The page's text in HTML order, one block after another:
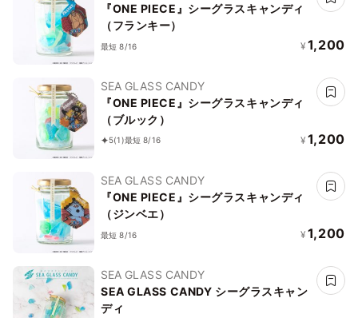
『ONE PIECE』シーグラスキャンディ
（フランキー）
最短 8/16 ¥ 1,200
SEA GLASS CANDY
『ONE PIECE』シーグラスキャンディ
（ブルック）
5(1)最短 8/16 ¥ 1,200
SEA GLASS CANDY
『ONE PIECE』シーグラスキャンディ
（ジンベエ）
最短 8/16 ¥ 1,200
SEA GLASS CANDY
SEA GLASS CANDY シーグラスキャン
ディ